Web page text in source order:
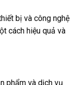
bị và công nghệ
cách hiệu quả và
phẩm và dịch vụ